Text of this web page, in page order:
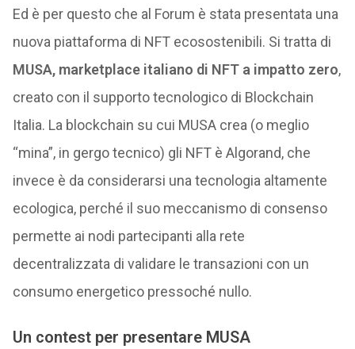
Ed è per questo che al Forum è stata presentata una
nuova piattaforma di NFT ecosostenibili. Si tratta di
MUSA, marketplace italiano di NFT a impatto zero,
creato con il supporto tecnologico di Blockchain
Italia. La blockchain su cui MUSA crea (o meglio
“mina”, in gergo tecnico) gli NFT è Algorand, che
invece è da considerarsi una tecnologia altamente
ecologica, perché il suo meccanismo di consenso
permette ai nodi partecipanti alla rete
decentralizzata di validare le transazioni con un
consumo energetico pressoché nullo.
Un contest per presentare MUSA